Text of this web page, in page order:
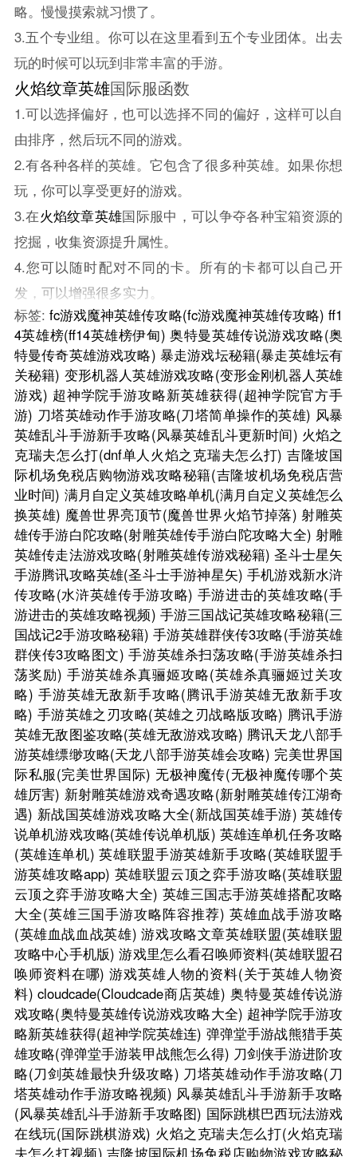
略。慢慢摸索就习惯了。
3.五个专业组。你可以在这里看到五个专业团体。出去
玩的时候可以玩到非常丰富的手游。
火焰纹章英雄国际服函数
1.可以选择偏好，也可以选择不同的偏好，这样可以自
由排序，然后玩不同的游戏。
2.有各种各样的英雄。它包含了很多种英雄。如果你想
玩，你可以享受更好的游戏。
3.在火焰纹章英雄国际服中，可以争夺各种宝箱资源的
挖掘，收集资源提升属性。
4.您可以随时配对不同的卡。所有的卡都可以自己开
发，可以增强很多实力。
标签: fc游戏魔神英雄传攻略(fc游戏魔神英雄传攻略) ff1
4英雄榜(ff14英雄榜伊甸) 奥特曼英雄传说游戏攻略(奥
特曼传奇英雄游戏攻略) 暴走游戏坛秘籍(暴走英雄坛有
关秘籍) 变形机器人英雄游戏攻略(变形金刚机器人英雄
游戏) 超神学院手游攻略新英雄获得(超神学院官方手
游) 刀塔英雄动作手游攻略(刀塔简单操作的英雄) 风暴
英雄乱斗手游新手攻略(风暴英雄乱斗更新时间) 火焰之
克瑞夫怎么打(dnf单人火焰之克瑞夫怎么打) 吉隆坡国
际机场免税店购物游戏攻略秘籍(吉隆坡机场免税店营
业时间) 满月自定义英雄攻略单机(满月自定义英雄怎么
换英雄) 魔兽世界亮顶节(魔兽世界火焰节掉落) 射雕英
雄传手游白陀攻略(射雕英雄传手游白陀攻略大全) 射雕
英雄传走法游戏攻略(射雕英雄传游戏秘籍) 圣斗士星矢
手游腾讯攻略英雄(圣斗士手游神星矢) 手机游戏新水浒
传攻略(水浒英雄传手游攻略) 手游进击的英雄攻略(手
游进击的英雄攻略视频) 手游三国战记英雄攻略秘籍(三
国战记2手游攻略秘籍) 手游英雄群侠传3攻略(手游英雄
群侠传3攻略图文) 手游英雄杀扫荡攻略(手游英雄杀扫
荡奖励) 手游英雄杀真骊姬攻略(英雄杀真骊姬过关攻
略) 手游英雄无敌新手攻略(腾讯手游英雄无敌新手攻
略) 手游英雄之刃攻略(英雄之刃战略版攻略) 腾讯手游
英雄无敌图鉴攻略(英雄无敌游戏攻略) 腾讯天龙八部手
游英雄缥缈攻略(天龙八部手游英雄会攻略) 完美世界国
际私服(完美世界国际) 无极神魔传(无极神魔传哪个英
雄厉害) 新射雕英雄游戏奇遇攻略(新射雕英雄传江湖奇
遇) 新战国英雄游戏攻略大全(新战国英雄手游) 英雄传
说单机游戏攻略(英雄传说单机版) 英雄连单机任务攻略
(英雄连单机) 英雄联盟手游英雄新手攻略(英雄联盟手
游英雄攻略app) 英雄联盟云顶之弈手游攻略(英雄联盟
云顶之弈手游攻略大全) 英雄三国志手游英雄搭配攻略
大全(英雄三国手游攻略阵容推荐) 英雄血战手游攻略
(英雄血战血战英雄) 游戏攻略文章英雄联盟(英雄联盟
攻略中心手机版) 游戏里怎么看召唤师资料(英雄联盟召
唤师资料在哪) 游戏英雄人物的资料(关于英雄人物资
料) cloudcade(Cloudcade商店英雄) 奥特曼英雄传说游
戏攻略(奥特曼英雄传说游戏攻略大全) 超神学院手游攻
略新英雄获得(超神学院英雄连) 弹弹堂手游战熊猎手英
雄攻略(弹弹堂手游装甲战熊怎么得) 刀剑侠手游进阶攻
略(刀剑英雄最快升级攻略) 刀塔英雄动作手游攻略(刀
塔英雄动作手游攻略视频) 风暴英雄乱斗手游新手攻略
(风暴英雄乱斗手游新手攻略图) 国际跳棋巴西玩法游戏
在线玩(国际跳棋游戏) 火焰之克瑞夫怎么打(火焰克瑞
夫怎么打视频) 吉隆坡国际机场免税店购物游戏攻略秘